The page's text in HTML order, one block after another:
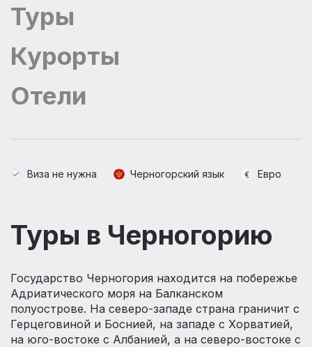
Туры
Курорты
Отели
Виза не нужна Черногорский язык Евро
Туры в Черногорию
Государство Черногория находится на побережье
Адриатического моря на Балканском
полуострове. На северо-западе страна граничит с
Герцеговиной и Боснией, на западе с Хорватией,
на юго-востоке с Албанией, а на северо-востоке с